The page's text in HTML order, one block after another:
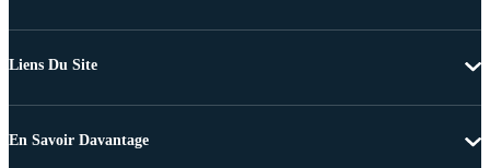
Liens Du Site
En Savoir Davantage